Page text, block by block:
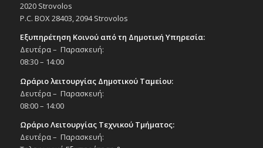
2020 Strovolos
P.C. BOX 28403, 2094 Strovolos
Εξυπηρέτηση Κοινού από τη Δημοτική Υπηρεσία:
Δευτέρα – Παρασκευή:
08:30 – 14:00
Ωράριο λειτουργίας Δημοτικού Ταμείου:
Δευτέρα – Παρασκευή:
08:00 – 14:00
Ωράριο Λειτουργίας Τεχνικού Τμήματος:
Δευτέρα – Παρασκευή: